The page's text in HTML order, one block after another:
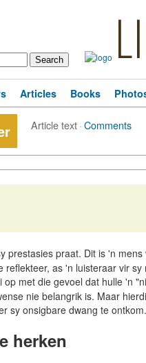
Articles Books
Article text·Comments
prestasies praat. Dit is 'n
as 'n luisteraar vir
met die gevoel dat hulle 'n
nie belangrik is. Maar
sy onsigbare dwang te ontkom.
herken